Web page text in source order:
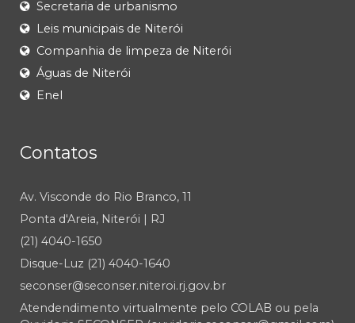
Secretaria de urbanismo
Leis municipais de Niterói
Companhia de limpeza de Niterói
Águas de Niterói
Enel
Contatos
Av. Visconde do Rio Branco, 11
Ponta d'Areia, Niterói | RJ
(21) 4040-1650
Disque-Luz (21) 4040-1640
seconser@seconser.niteroi.rj.gov.br
Atendendimento virtualmente pelo COLAB ou pela